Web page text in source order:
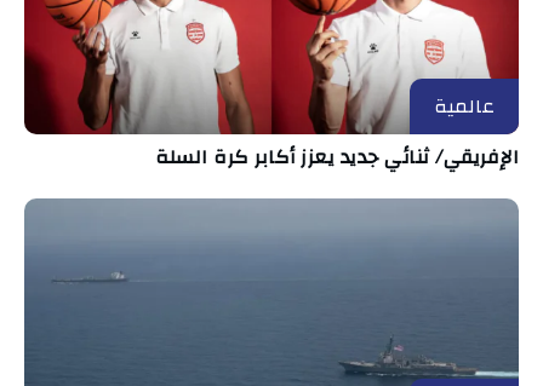
عالمية
الإفريقي/ ثنائي جديد يعزز أكابر كرة السلة